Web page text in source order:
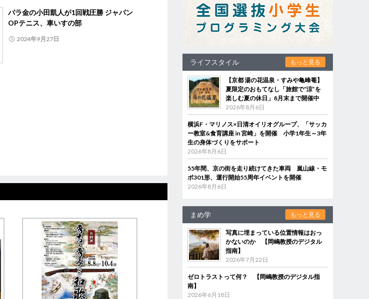
パラ金の小田凱人が1回戦圧勝 ジャパン
OPテニス、車いすの部
2024年9月27日
ライフスタイル もっと見る
【京都 湯の花温泉・すみや亀峰菴】
夏限定のおもてなし「旅館で“涼”を
楽しむ夏の休日」8月末まで開催中
2026年8月6日
横浜F・マリノス×日清オイリオグループ、「サッカ
ー教室&食育講座 in 宮崎」を開催 小学1年生～3年
生の身体づくりをサポート
2026年8月6日
55年間、京の街を走り続けてきた車両 嵐山線・モ
ボ301形、運行開始55周年イベントを開催
2026年8月6日
まめ学 もっと見る
写真に埋まっている位置情報はおっ
かないのか 【岡嶋教授のデジタル
指南】
2026年7月22日
ゼロトラストって何？ 【岡嶋教授のデジタル指
南】
2026年6月18日